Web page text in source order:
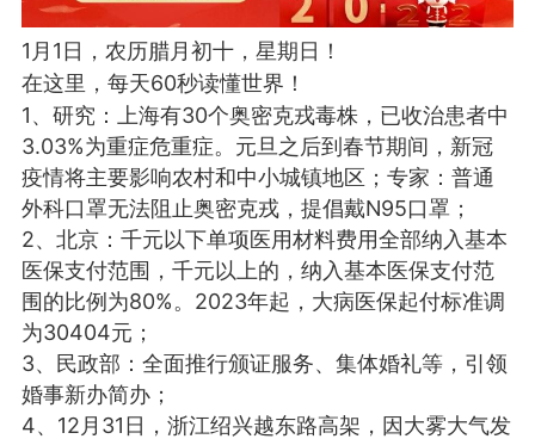
爆汗熊 卡卡动能素 无创溶斑术
美业357 芯诗妍 卡卡美业
每次200金币 点击购买
师 小熊水光
爆汗熊
脂
卡卡动能素
皇斯普拉雅
建术
DRYY面膜 微晶溶斑术
爆款平台 Lv.8
26 23:18
电脑端 美业资讯
1月1日，农历腊月初十，星期日！
在这里，每天60秒读懂世界！
1、研究：上海有30个奥密克戎毒株，已收治患者中
3.03%为重症危重症。元旦之后到春节期间，新冠
疫情将主要影响农村和中小城镇地区；专家：普通
外科口罩无法阻止奥密克戎，提倡戴N95口罩；
2、北京：千元以下单项医用材料费用全部纳入基本
医保支付范围，千元以上的，纳入基本医保支付范
围的比例为80%。2023年起，大病医保起付标准调
为30404元；
3、民政部：全面推行颁证服务、集体婚礼等，引领
婚事新办简办；
4、12月31日，浙江绍兴越东路高架，因大雾大气发